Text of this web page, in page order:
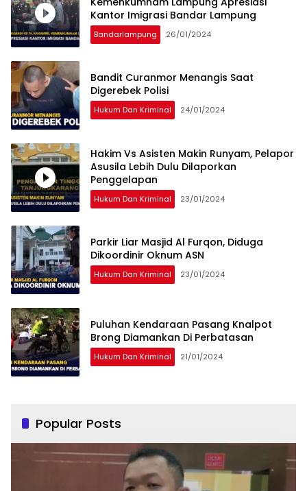
Kantor Imigrasi Bandar Lampung
Bandarlampung 26/01/2024
Bandit Curanmor Menangis Saat
Digerebek Polisi
Hukum Dan Kriminal 24/01/2024
Hakim Vs Asisten Makin Runyam, Pelapor
Asusila Lebih Dulu Dilaporkan
Penggelapan
Hukum Dan Kriminal 23/01/2024
Parkir Liar Masjid Al Furqon, Diduga
Dikoordinir Oknum ASN
Hukum Dan Kriminal 23/01/2024
Puluhan Kendaraan Pasang Knalpot
Brong Diamankan Di Perbatasan
Hukum Dan Kriminal 21/01/2024
Popular Posts